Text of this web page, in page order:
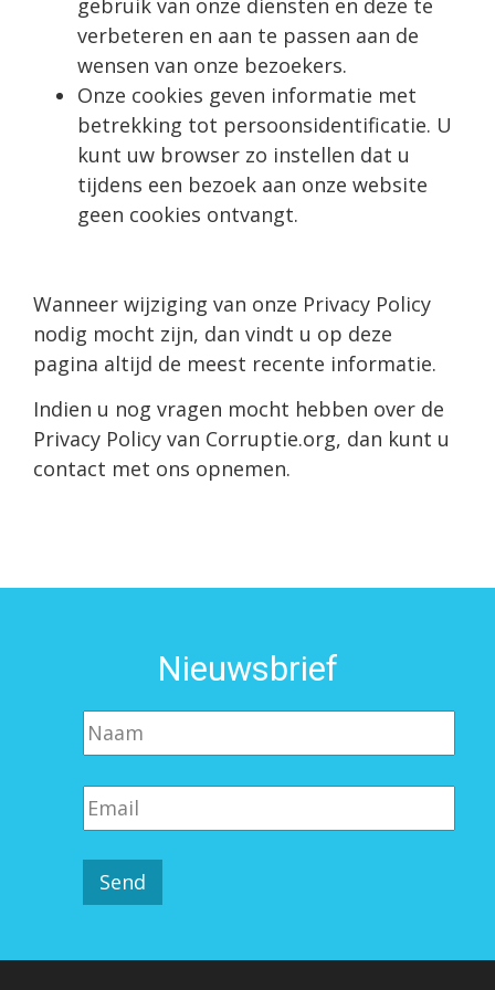
gebruik van onze diensten en deze te
verbeteren en aan te passen aan de
wensen van onze bezoekers.
Onze cookies geven informatie met
betrekking tot persoonsidentificatie. U
kunt uw browser zo instellen dat u
tijdens een bezoek aan onze website
geen cookies ontvangt.
Wanneer wijziging van onze Privacy Policy
nodig mocht zijn, dan vindt u op deze
pagina altijd de meest recente informatie.
Indien u nog vragen mocht hebben over de
Privacy Policy van Corruptie.org, dan kunt u
contact met ons opnemen.
Nieuwsbrief